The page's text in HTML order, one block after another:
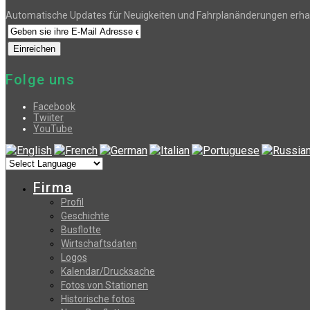
Automatische Updates für Neuigkeiten und Fahrplanänderungen
Folge uns
Facebook
Twiiter
YouTube
Firma
Profil
Geschichte
Busflotte
Wirtschaftsdaten
Logos
Kalendar/Drucksache
Fotos von Stationen
Historische fotos